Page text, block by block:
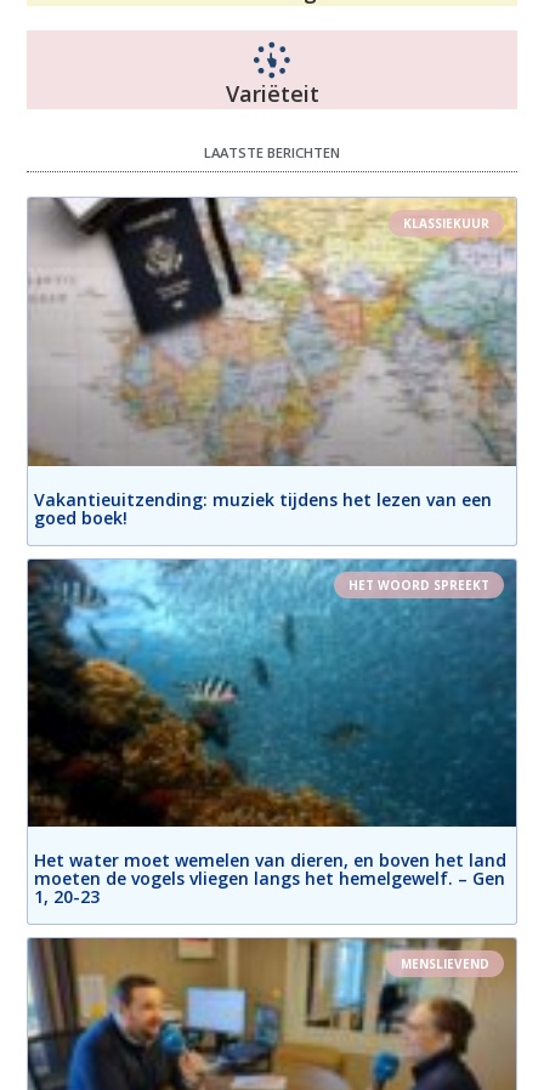
Variëteit
LAATSTE BERICHTEN
KLASSIEKUUR
Vakantieuitzending: muziek tijdens het lezen van een
goed boek!
HET WOORD SPREEKT
Het water moet wemelen van dieren, en boven het land
moeten de vogels vliegen langs het hemelgewelf. – Gen
1, 20-23
MENSLIEVEND